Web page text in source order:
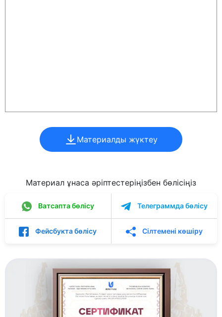
Материалды жүктеу
Материал ұнаса әріптестеріңізбен бөлісіңіз
Ватсапта бөлісу Телеграммда бөлісу
Фейсбукта бөлісу Сілтемені көшіру